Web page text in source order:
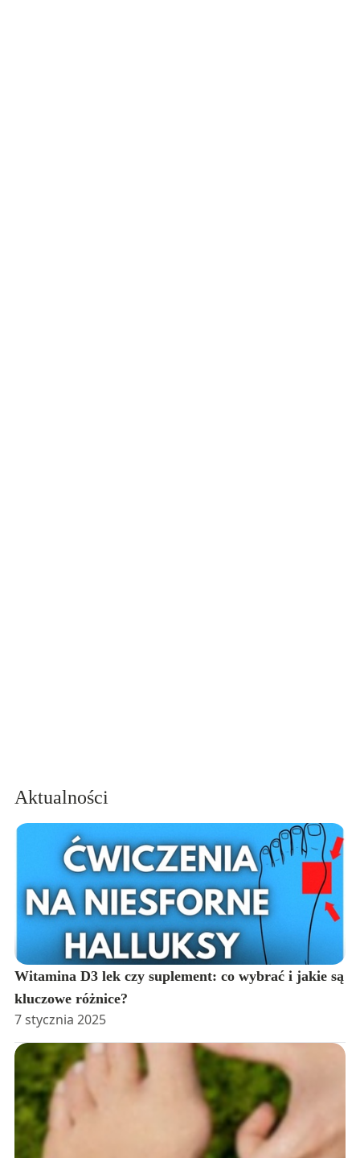
Aktualności
Witamina D3 lek czy suplement: co wybrać i jakie są
kluczowe różnice?
7 stycznia 2025